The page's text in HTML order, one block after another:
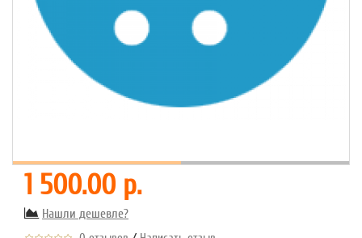
1 500.00 р.
Нашли дешевле?